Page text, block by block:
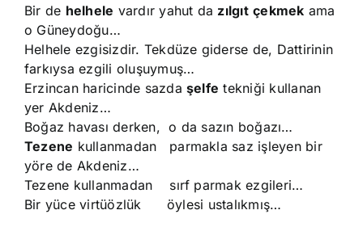
Bir de helhele vardır yahut da zılgıt çekmek ama
o Güneydoğu…
Helhele ezgisizdir. Tekdüze giderse de, Dattirinin
farkıysa ezgili oluşuymuş…
Erzincan haricinde sazda şelfe tekniği kullanan
yer Akdeniz…
Boğaz havası derken, o da sazın boğazı…
Tezene kullanmadan parmakla saz işleyen bir
yöre de Akdeniz…
Tezene kullanmadan sırf parmak ezgileri…
Bir yüce virtüözlük öylesi ustalıkmış…